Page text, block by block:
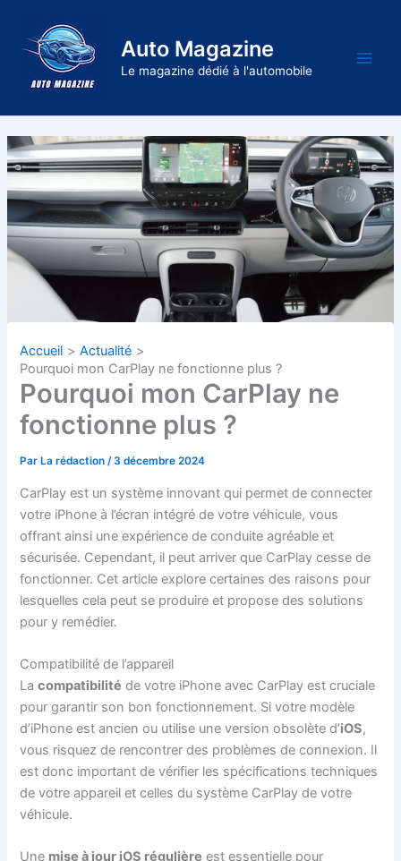
contenu
Auto Magazine
Le magazine dédié à l'automobile
Accueil
Actualité
Pourquoi mon CarPlay ne fonctionne plus ?
Pourquoi mon CarPlay ne
fonctionne plus ?
Par La rédaction/3 décembre 2024
CarPlay est un système innovant qui permet de connecter
votre iPhone à l’écran intégré de votre véhicule, vous
offrant ainsi une expérience de conduite agréable et
sécurisée. Cependant, il peut arriver que CarPlay cesse de
fonctionner. Cet article explore certaines des raisons pour
lesquelles cela peut se produire et propose des solutions
pour y remédier.
Compatibilité de l’appareil
Lacompatibilité de votre iPhone avec CarPlay est cruciale
pour garantir son bon fonctionnement. Si votre modèle
d’iPhone est ancien ou utilise une version obsolète d’iOS,
vous risquez de rencontrer des problèmes de connexion. Il
est donc important de vérifier les spécifications techniques
de votre appareil et celles du système CarPlay de votre
véhicule.
Une mise à jour iOS régulière est essentielle pour